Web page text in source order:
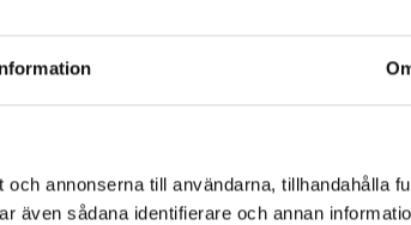
annonserna till användarna, tillhandahålla
även sådana identifierare och annan